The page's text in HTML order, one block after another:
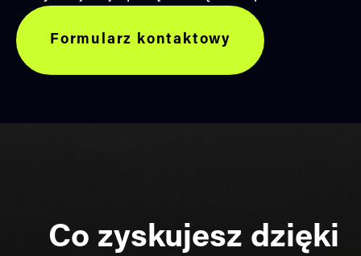
Formularz kontaktowy
Co zyskujesz dzięki